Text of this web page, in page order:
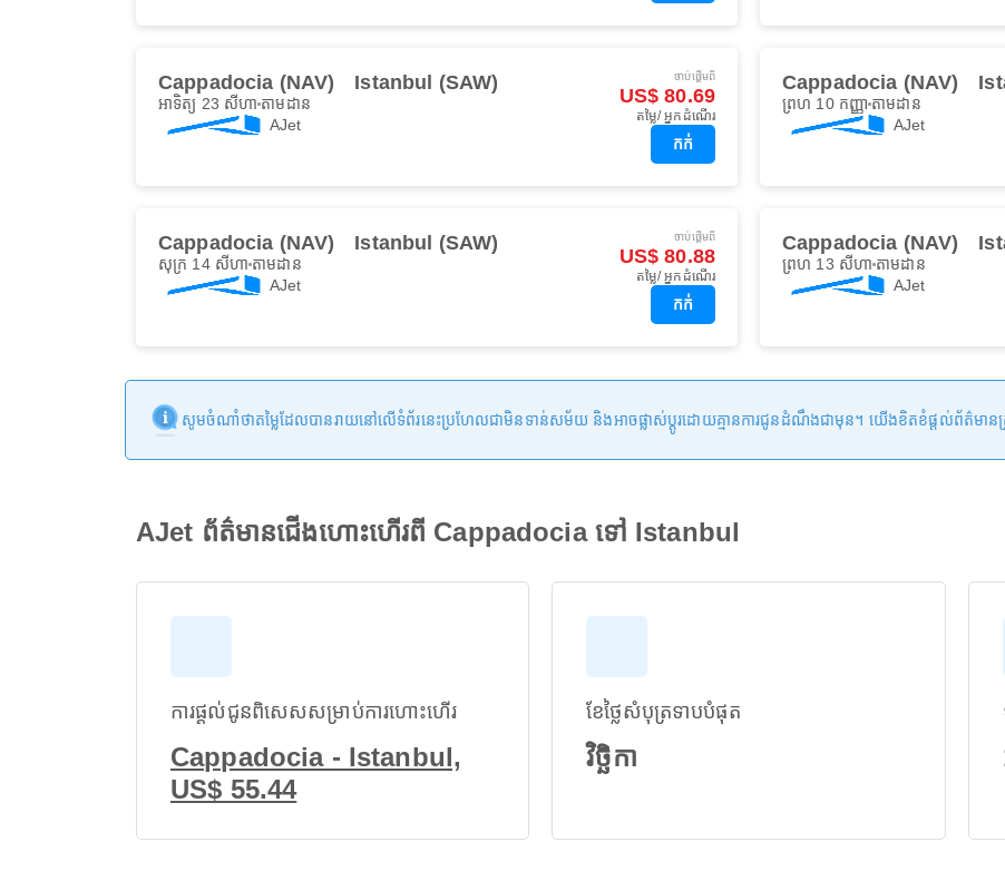
Cappadocia (NAV) Istanbul (SAW)
អាទិត្យ 23 សីហា តាមដាន
AJet
ចាប់ផ្ដើមពី
US$ 80.69
តម្លៃ/ អ្នកដំណើរ
កក់
Cappadocia (NAV)
ព្រហ 10 កញ្ញា តាមដាន
AJet
Cappadocia (NAV) Istanbul (SAW)
សុក្រ 14 សីហា តាមដាន
AJet
ចាប់ផ្ដើមពី
US$ 80.88
តម្លៃ/ អ្នកដំណើរ
កក់
Cappadocia (NAV)
ព្រហ 13 សីហា តាមដាន
AJet
សូមចំណាំថាតម្លៃដែលបានរាយនៅលើទំព័រនេះប្រហែលជាមិនទាន់សម័យ និងអាចផ្លាស់ប្តូរដោយគ្មានការជូនដំណឹងជាមុន។ យើងខិតខំផ្តល់ព័ត៌មានត្
AJet ព័ត៌មានជើងហោះហើរពី Cappadocia ទៅ Istanbul
ការផ្តល់ជូនពិសេសសម្រាប់ការហោះហើរ
Cappadocia - Istanbul,
US$ 55.44
ខែថ្លៃសំបុត្រទាបបំផុត
វិច្ឆិកា